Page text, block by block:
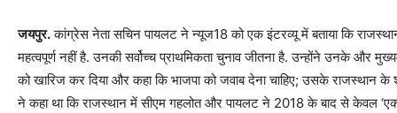
जयपुर.कांग्रेस नेता सचिन पायलट ने न्यूज18 को एक इंटरव्यू में बताया कि
महत्वपूर्ण नहीं है. उनकी सर्वोच्च प्राथमिकता चुनाव जीतना है. उन्होंने उनके और
को खारिज कर दिया और कहा कि भाजपा को जवाब देना चाहिए; उसके राजस्थान के
ने कहा था कि राजस्‍थान में सीएम गहलोत और पायलट ने 2018 के बाद से केवल